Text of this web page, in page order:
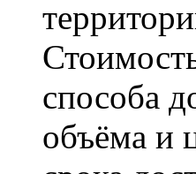
способа
объёма и